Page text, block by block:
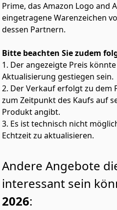
Prime, das Amazon Logo and
eingetragene Warenzeichen
dessen Partnern.
Bitte beachten Sie zudem
1. Der angezeigte Preis
Aktualisierung gestiegen sein.
2. Der Verkauf erfolgt zu dem
zum Zeitpunkt des Kaufs auf
Produkt angibt.
3. Es ist technisch nicht
Echtzeit zu aktualisieren.
Andere Angebote
interessant sein
2026: